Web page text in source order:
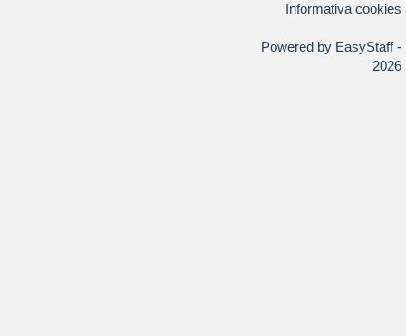
Informativa cookies
Powered by EasyStaff -
2026